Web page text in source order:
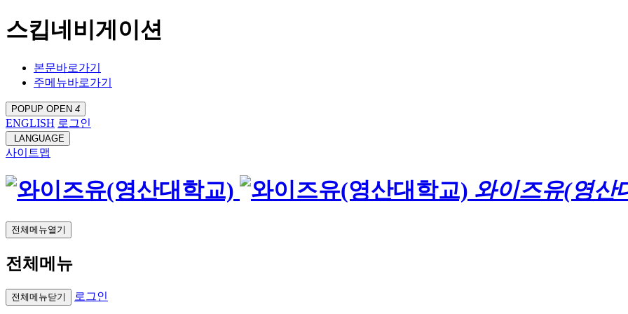
스킵네비게이션
본문바로가기
주메뉴바로가기
POPUP OPEN 4
ENGLISH 로그인
LANGUAGE
사이트맵
와이즈유(영산
전체메뉴열기
전체메뉴
전체메뉴닫기 로그인